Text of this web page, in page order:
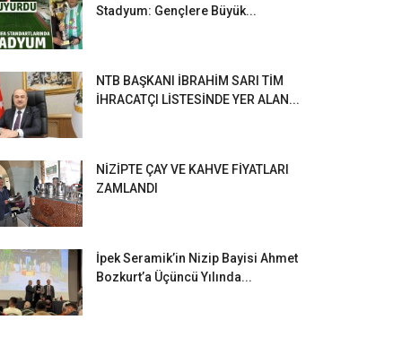
Stadyum: Gençlere Büyük...
NTB BAŞKANI İBRAHİM SARI TİM
İHRACATÇI LİSTESİNDE YER ALAN...
NİZİPTE ÇAY VE KAHVE FİYATLARI
ZAMLANDI
İpek Seramik’in Nizip Bayisi Ahmet
Bozkurt’a Üçüncü Yılında...